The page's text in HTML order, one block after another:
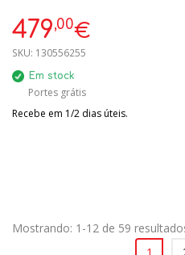
COLLEZIONE AESTHETIC
479,00€
SKU: 130556255
Em stock
Portes grátis
Recebe em 1/2 dias úteis.
Mostrando: 1-12 de 59